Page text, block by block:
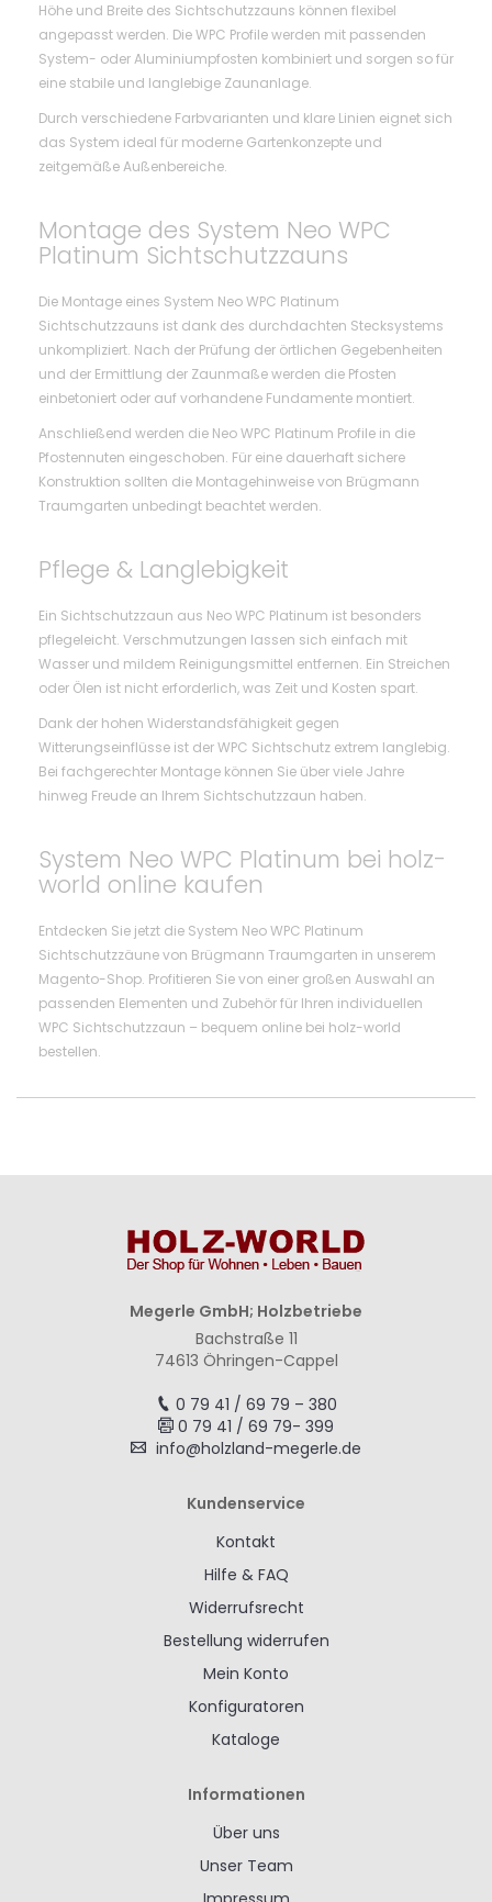
Höhe und Breite des Sichtschutzzauns können flexibel
angepasst werden. Die WPC Profile werden mit passenden
System- oder Aluminiumpfosten kombiniert und sorgen so für
eine stabile und langlebige Zaunanlage.
Durch verschiedene Farbvarianten und klare Linien eignet sich
das System ideal für moderne Gartenkonzepte und
zeitgemäße Außenbereiche.
Montage des System Neo WPC
Platinum Sichtschutzzauns
Die Montage eines System Neo WPC Platinum
Sichtschutzzauns ist dank des durchdachten Stecksystems
unkompliziert. Nach der Prüfung der örtlichen Gegebenheiten
und der Ermittlung der Zaunmaße werden die Pfosten
einbetoniert oder auf vorhandene Fundamente montiert.
Anschließend werden die Neo WPC Platinum Profile in die
Pfostennuten eingeschoben. Für eine dauerhaft sichere
Konstruktion sollten die Montagehinweise von Brügmann
Traumgarten unbedingt beachtet werden.
Pflege & Langlebigkeit
Ein Sichtschutzzaun aus Neo WPC Platinum ist besonders
pflegeleicht. Verschmutzungen lassen sich einfach mit
Wasser und mildem Reinigungsmittel entfernen. Ein Streichen
oder Ölen ist nicht erforderlich, was Zeit und Kosten spart.
Dank der hohen Widerstandsfähigkeit gegen
Witterungseinflüsse ist der WPC Sichtschutz extrem langlebig.
Bei fachgerechter Montage können Sie über viele Jahre
hinweg Freude an Ihrem Sichtschutzzaun haben.
System Neo WPC Platinum bei holz-
world online kaufen
Entdecken Sie jetzt die System Neo WPC Platinum
Sichtschutzzäune von Brügmann Traumgarten in unserem
Magento-Shop. Profitieren Sie von einer großen Auswahl an
passenden Elementen und Zubehör für Ihren individuellen
WPC Sichtschutzzaun – bequem online bei holz-world
bestellen.
Megerle GmbH; Holzbetriebe
Bachstraße 11
74613 Öhringen-Cappel
0 79 41 / 69 79 – 380
0 79 41 / 69 79- 399
info@holzland-megerle.de
Kundenservice
Kontakt
Hilfe & FAQ
Widerrufsrecht
Bestellung widerrufen
Mein Konto
Konfiguratoren
Kataloge
Informationen
Über uns
Unser Team